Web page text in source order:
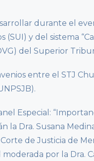
durante el
y del sistema
del Superior
entre el STJ
Especial:
la Dra. Susana
de Justicia de
por la Dra.